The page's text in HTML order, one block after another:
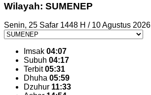
Wilayah: SUMENEP
Senin, 25 Safar 1448 H / 10 Agustus 2026
Imsak 04:07
Subuh 04:17
Terbit05:31
Dhuha 05:59
Dzuhur 11:33